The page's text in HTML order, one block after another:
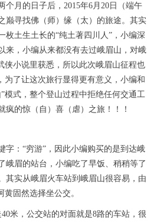
个月的日子后，2015年6月20日（端午
巅寻找佛（师）缘（太）的旅途。其实
枚土生土长的“纯土著四川人”，小编深
来，小编从来都没有去过峨眉山，对峨
侠小说里获悉，所以此次峨眉山征程也
为了让这次旅行显得更有意义，小编和
模式，整个登山过程中拒绝任何交通工
疯的惊（自）喜（虐）之旅！！！
字：“穷游”，因此小编购买的是到达峨
峨眉的站台，小编吃了早饭、稍稍等了
其实从峨眉火车站到峨眉山很容易，由
固然选择坐公交。
米，公交站的对面就是8路的车站，很